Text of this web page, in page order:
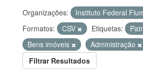
Organizações:
Instituto Federal
Formatos:
CSV Etiquetas:
Bens imóveis
Administração
Filtrar Resultados